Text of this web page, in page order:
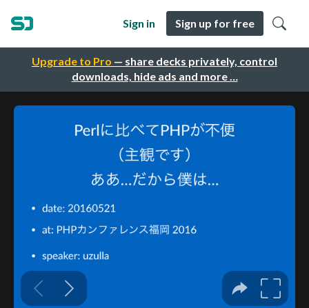
Upgrade to Pro — share decks privately, control
downloads, hide ads and more …
Sign in Sign up for free